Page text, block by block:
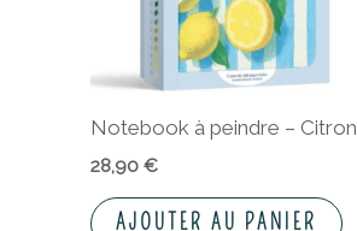
Notebook à peindre – Citron
28,90€
AJOUTER AU PANIER